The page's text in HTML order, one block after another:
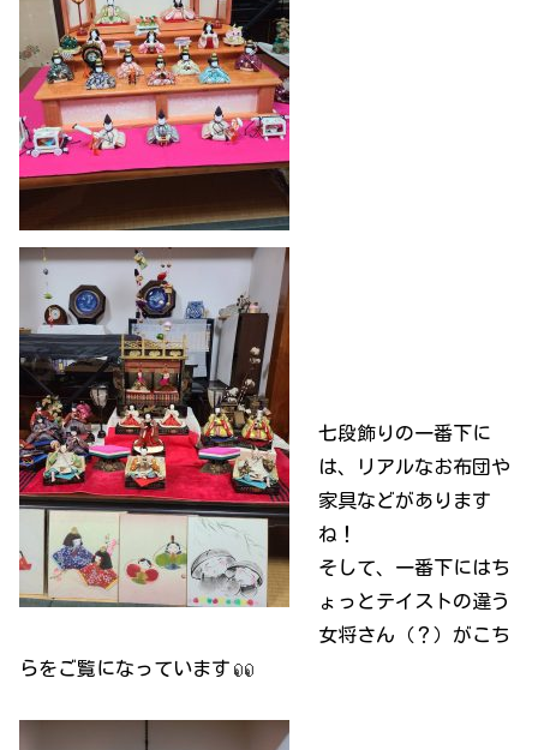
七段飾りの一番下に
は、リアルなお布団や
家具などがあります
ね！
そして、一番下にはち
ょっとテイストの違う
女将さん（？）がこち
らをご覧になっています